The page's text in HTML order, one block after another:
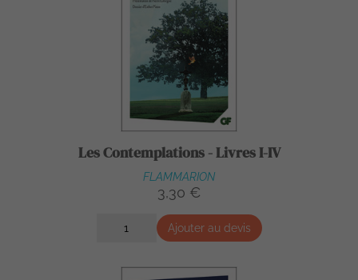
Les Contemplations - Livres I-IV
FLAMMARION
3,30 €
Ajouter au devis